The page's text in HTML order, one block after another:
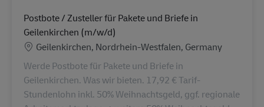
Postbote / Zusteller für Pakete und Briefe in
Geilenkirchen (m/w/d)
Location
Geilenkirchen, Nordrhein-Westfalen, Germany
Werde Postbote für Pakete und Briefe in
Geilenkirchen. Was wir bieten. 17,92 € Tarif-
Stundenlohn inkl. 50% Weihnachtsgeld, ggf. regionale